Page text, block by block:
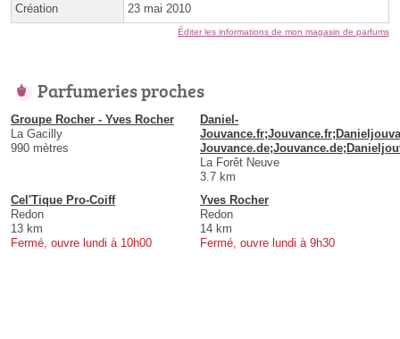
Création 23 mai 2010
Éditer les informations de mon magasin de parfums
Parfumeries proches
Groupe Rocher - Yves Rocher
La Gacilly
990 mètres
Daniel-
La Forêt Neuve
3.7 km
Cel'Tique Pro-Coiff
Redon
13 km
Fermé, ouvre lundi à 10h00
Yves Rocher
Redon
14 km
Fermé, ouvre lundi à 9h30